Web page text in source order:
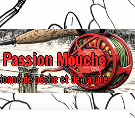
Mouche
de pêche et de nature